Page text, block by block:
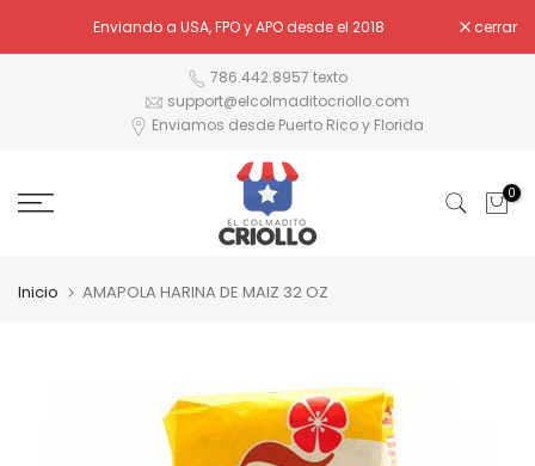
al
Enviando a USA, FPO y APO desde el 2018 cerrar
786.442.8957 texto
support@elcolmaditocriollo.com
Enviamos desde Puerto Rico y Florida
0
Inicio AMAPOLA HARINA DE MAIZ 32 OZ